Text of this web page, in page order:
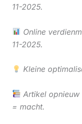
11-2025.
Online
11-2025.
Kleine
Artikel opnieuw
= macht.